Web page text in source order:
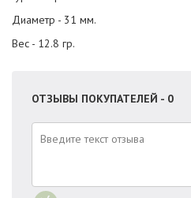
Диаметр - 31 мм.
Вес - 12.8 гр.
ОТЗЫВЫ ПОКУПАТЕЛЕЙ - 0